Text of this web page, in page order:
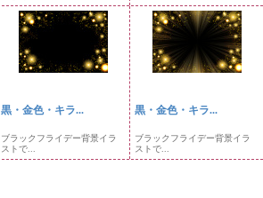
黒・金色・キラ...
ブラックフライデー背景イラ
ストで...
黒・金色・キラ...
ブラックフライデー背景イラ
ストで...